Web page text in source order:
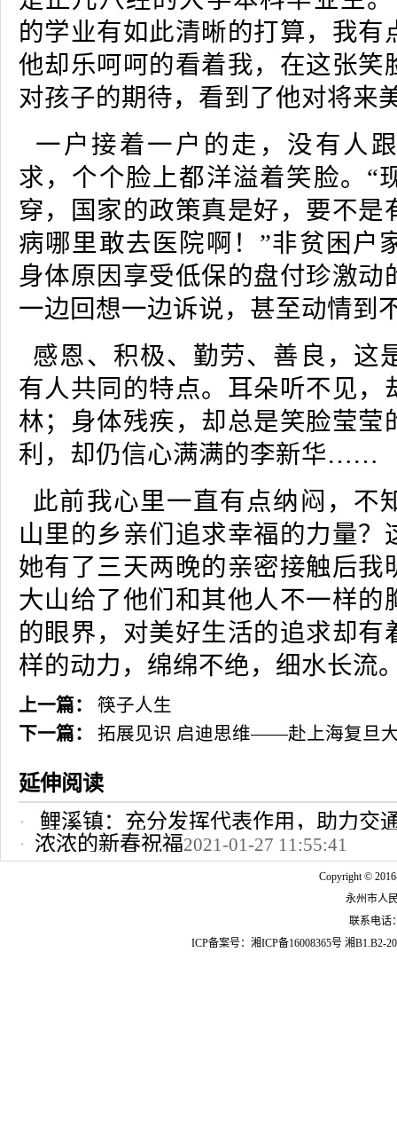
的学业有如此清晰的打算，我有
他却乐呵呵的看着我，在这张笑
对孩子的期待，看到了他对将来
一户接着一户的走，没有人
求，个个脸上都洋溢着笑脸。“
穿，国家的政策真是好，要不是
病哪里敢去医院啊！”非贫困户
身体原因享受低保的盘付珍激动
一边回想一边诉说，甚至动情到
感恩、积极、勤劳、善良，这
有人共同的特点。耳朵听不见，
林；身体残疾，却总是笑脸莹莹
利，却仍信心满满的李新华……
此前我心里一直有点纳闷，不
山里的乡亲们追求幸福的力量？
她有了三天两晚的亲密接触后我
大山给了他们和其他人不一样的
的眼界，对美好生活的追求却有
样的动力，绵绵不绝，细水长流
上一篇：
筷子人生
下一篇：
拓展见识 启迪思维——赴上海复旦
延伸阅读
鲤溪镇：充分发挥代表作用，助力交
2022-10-24 12:09:37
浓浓的新春祝福2021-01-27 11:55:41
Copyright ©
永州市人
联系电话
ICP备案号： 湘ICP备16008365号 湘B1.B2-